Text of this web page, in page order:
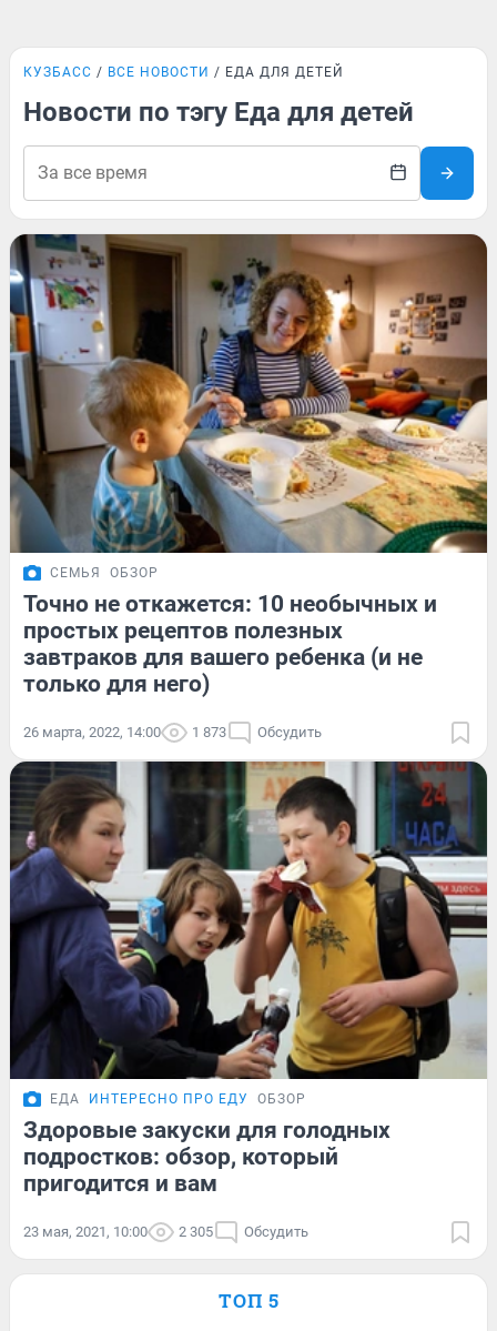
КУЗБАСС ВСЕ НОВОСТИ ЕДА ДЛЯ ДЕТЕЙ
Новости по тэгу Еда для детей
СЕМЬЯ ОБЗОР
Точно не откажется: 10 необычных и
простых рецептов полезных
завтраков для вашего ребенка (и не
только для него)
26 марта, 2022, 14:00 1 873 Обсудить
ЕДА ИНТЕРЕСНО ПРО ЕДУ ОБЗОР
Здоровые закуски для голодных
подростков: обзор, который
пригодится и вам
23 мая, 2021, 10:00 2 305 Обсудить
ТОП 5